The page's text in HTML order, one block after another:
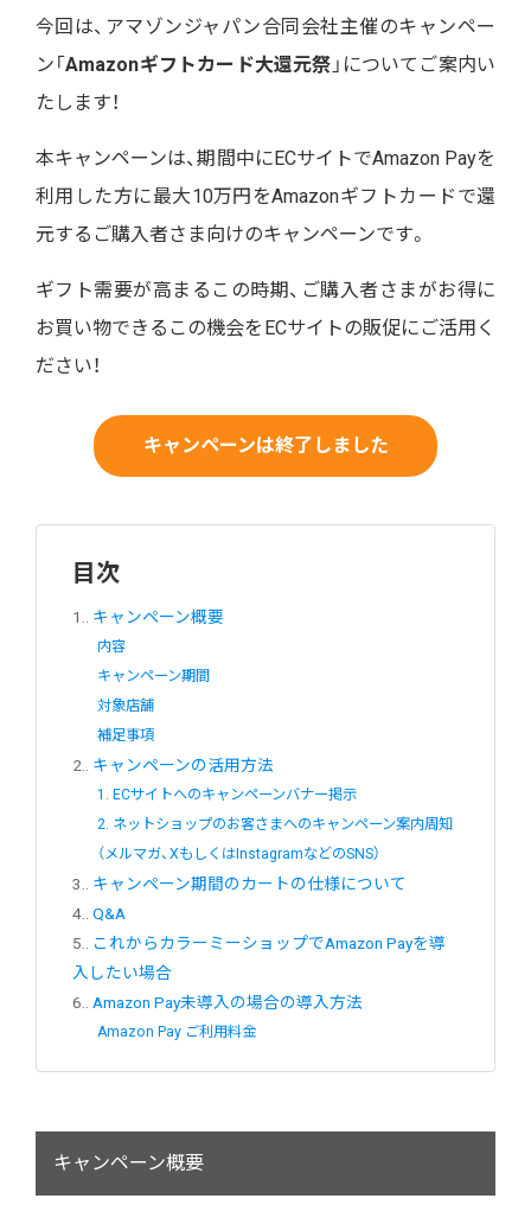
今回は、アマゾンジャパン合同会社主催のキャンペー
ン「Amazonギフトカード大還元祭 」についてご案内い
たします！
本キャンペーンは、期間中にECサイトでAmazon Payを
利用した方に最大10万円をAmazonギフトカードで還
元するご購入者さま向けのキャンペーンです。
ギフト需要が高まるこの時期、ご購入者さまがお得に
お買い物できるこの機会をECサイトの販促にご活用く
ださい！
キャンペーンは終了しました
目次
1. キャンペーン概要
内容
キャンペーン期間
対象店舗
補足事項
2. キャンペーンの活用方法
1. ECサイトへのキャンペーンバナー掲示
2. ネットショップのお客さまへのキャンペーン案内周知
（メルマガ、XもしくはInstagramなどのSNS）
3.
キャンペーン期間のカートの仕様について
4. Q&A
5.
これからカラーミーショップでAmazon Payを導
入したい場合
6.
Amazon Pay未導入の場合の導入方法
Amazon Pay ご利用料金
キャンペーン概要